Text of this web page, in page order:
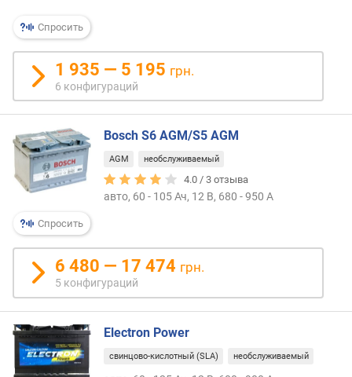
я
п
о
к
и
ч
е
с
в
у
р
о
ж
е
Спросить
1 935 — 5 195 грн.
6 конфигураций
Спросить
Bosch S6 AGM/S5 AGM
AGM необслуживаемый
4.0 /3 отзыва
авто, 60 - 105 Ач, 12 В, 680 - 950 А
6 480 — 17 474 грн.
5 конфигураций
Electron Power
свинцово-кислотный (SLA) необслуживаемый